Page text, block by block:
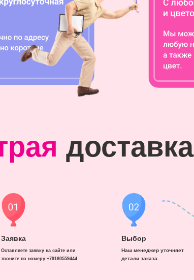
доставка
Заявка
Оставляете заявку на сайте или
звоните по номеру:+79180559444
Выбор
Наш менеджер уточняет
детали заказа.